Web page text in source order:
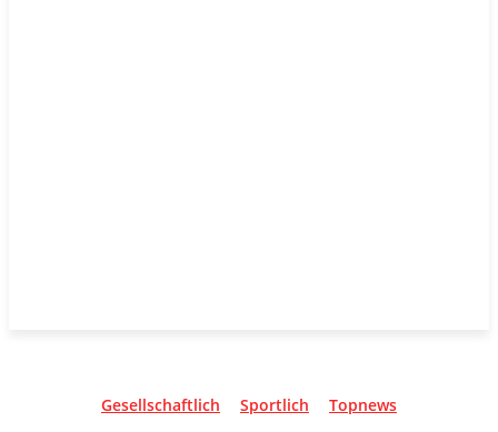
Gesellschaftlich Sportlich Topnews